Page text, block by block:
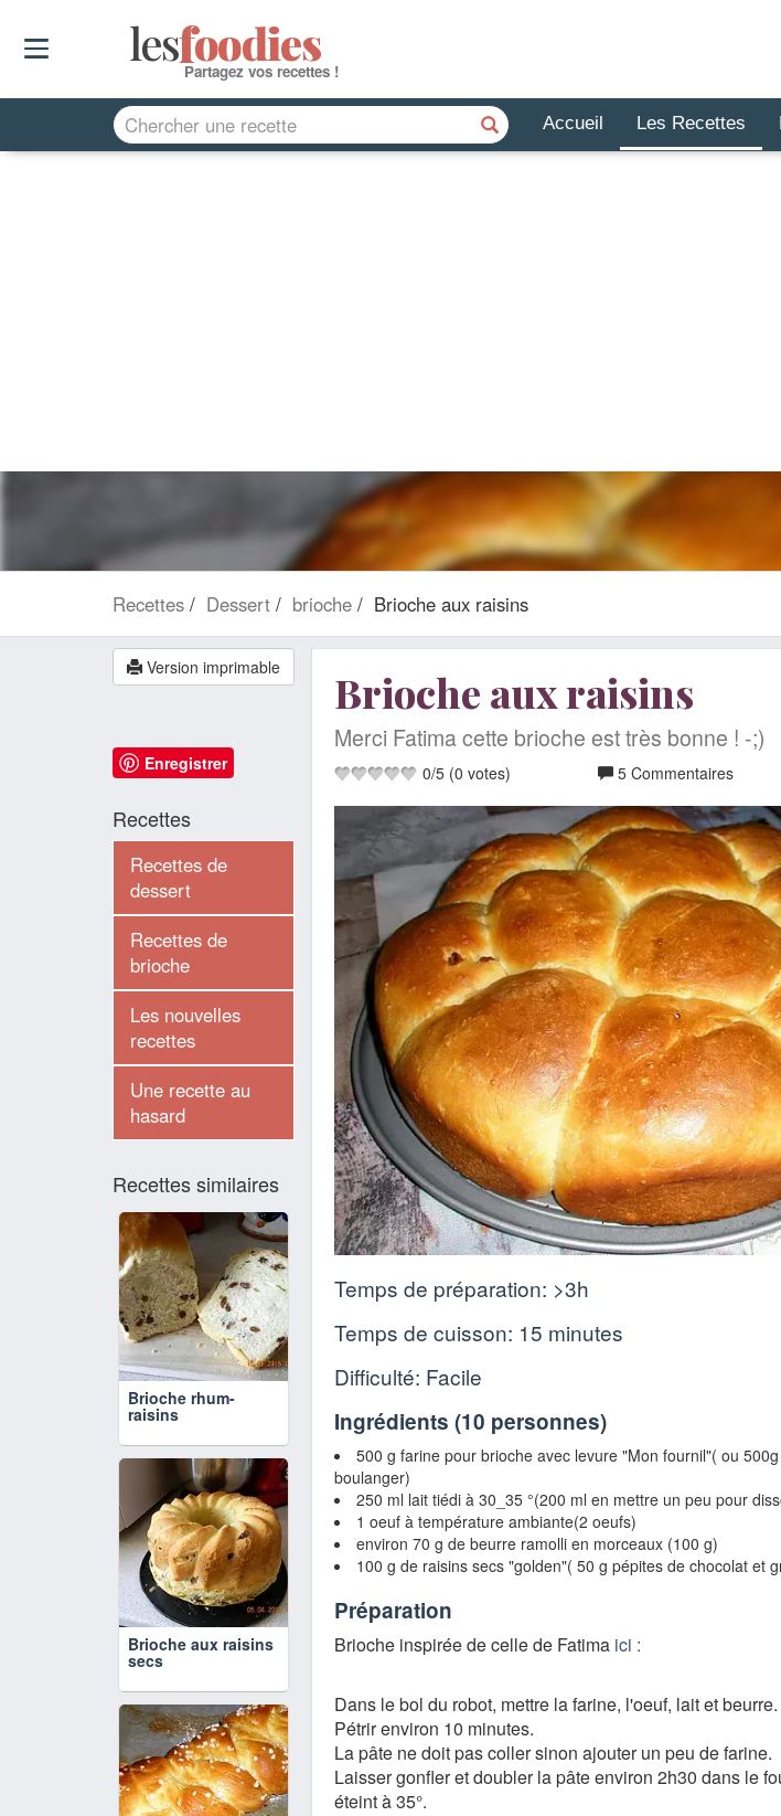
lesfoodies
Partagez vos recettes !
Accueil Les Recettes
Recettes Dessert brioche Brioche aux raisins
Brioche aux raisins
Merci Fatima cette brioche est très bonne ! -;)
0/5 (0 votes) 5 Commentaires
Temps de préparation: >3h
Temps de cuisson: 15 minutes
Difficulté: Facile
Ingrédients (10 personnes)
500 g farine pour brioche avec levure "Mon fournil"( ou
boulanger)
250 ml lait tiédi à 30_35 °(200 ml en mettre un peu pour
1 oeuf à température ambiante(2 oeufs)
environ 70 g de beurre ramolli en morceaux (100 g)
100 g de raisins secs "golden"( 50 g pépites de chocolat et
Préparation
Brioche inspirée de celle de Fatima ici :
Dans le bol du robot, mettre la farine, l'oeuf, lait et beurre.
Pétrir environ 10 minutes.
La pâte ne doit pas coller sinon ajouter un peu de farine.
Laisser gonfler et doubler la pâte environ 2h30 dans le
éteint à 35°.
Version imprimable
Enregistrer
Recettes
Recettes de
dessert
Recettes de
brioche
Les nouvelles
recettes
Une recette au
hasard
Recettes similaires
Brioche rhum-
raisins
Brioche aux raisins
secs